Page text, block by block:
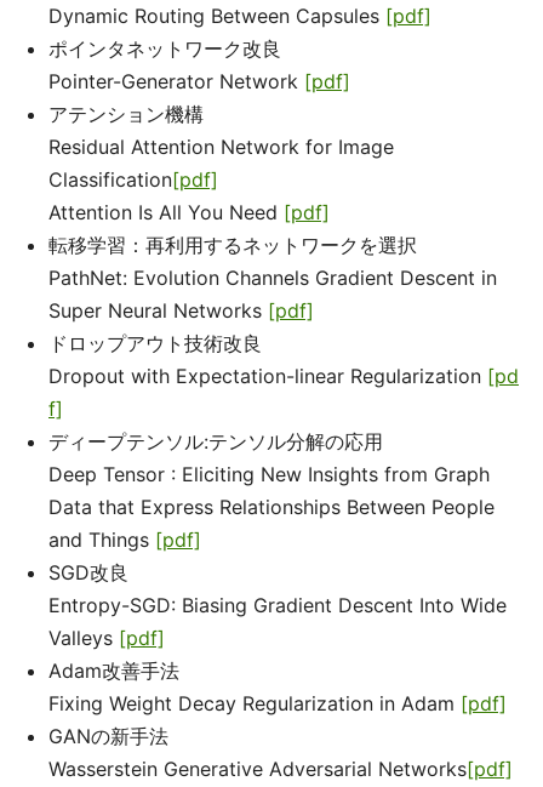
Dynamic Routing Between Capsules [pdf]
ポインタネットワーク改良
Pointer-Generator Network [pdf]
アテンション機構
Residual Attention Network for Image
Classification[pdf]
Attention Is All You Need [pdf]
転移学習：再利用するネットワークを選択
PathNet: Evolution Channels Gradient Descent in
Super Neural Networks [pdf]
ドロップアウト技術改良
Dropout with Expectation-linear Regularization [pd
f]
ディープテンソル:テンソル分解の応用
Deep Tensor : Eliciting New Insights from Graph
Data that Express Relationships Between People
and Things [pdf]
SGD改良
Entropy-SGD: Biasing Gradient Descent Into Wide
Valleys [pdf]
Adam改善手法
Fixing Weight Decay Regularization in Adam [pdf]
GANの新手法
Wasserstein Generative Adversarial Networks[pdf]